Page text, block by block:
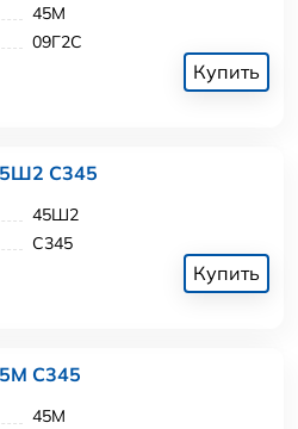
45М
09Г2С
Купить
С345
45Ш2
С345
Купить
С345
45М